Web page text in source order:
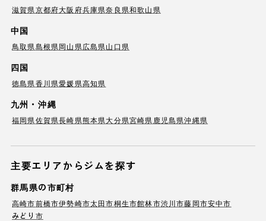
滋賀県京都府大阪府兵庫県奈良県和歌山県
中国
鳥取県島根県岡山県広島県山口県
四国
徳島県香川県愛媛県高知県
九州・沖縄
福岡県佐賀県長崎県熊本県大分県宮崎県 鹿児島県沖縄県
主要エリアからジムを探す
群馬県の市町村
高崎市前橋市伊勢崎市太田市桐生市館林市渋川市藤岡市安中市
みどり市